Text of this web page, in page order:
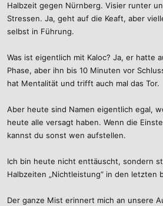
Halbzeit gegen Nürnberg. Visier runter
Stressen. Ja, geht auf die Keaft, aber
selbst in Führung.
Was ist eigentlich mit Kaloc? Ja, er hatte
Phase, aber ihn bis 10 Minuten vor
hat Mentalität und trifft auch mal das Tor.
Aber heute sind Namen eigentlich egal,
heute alle versagt haben. Wenn die
kannst du sonst wen aufstellen.
Ich bin heute nicht enttäuscht, sondern
Halbzeiten „Nichtleistung“ in den letzten
Der ganze Mist erinnert mich an unsere